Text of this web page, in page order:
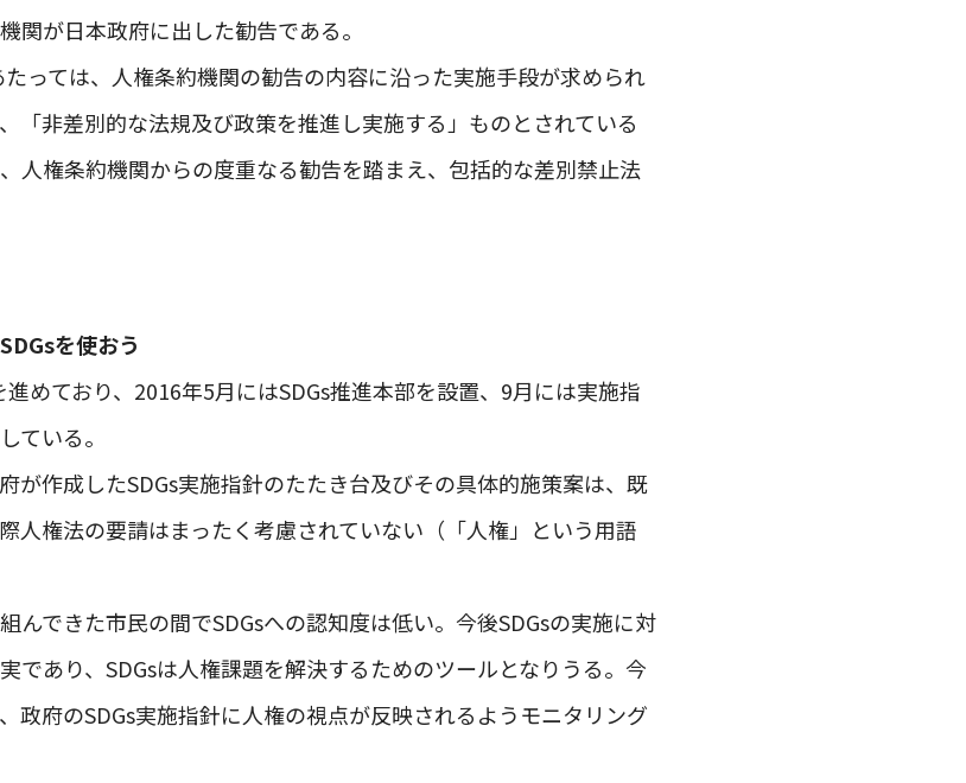
関が日本政府に出した勧告である。
たっては、人権条約機関の勧告の内容に沿った実施手段が求められ
「非差別的な法規及び政策を推進し実施する」ものとされている
人権条約機関からの度重なる勧告を踏まえ、包括的な差別禁止法
を使おう
めており、2016年5月にはSDGs推進本部を設置、9月には実施指
ている。
が作成したSDGs実施指針のたたき台及びその具体的施策案は、既
人権法の要請はまったく考慮されていない（「人権」という用語
んできた市民の間でSDGsへの認知度は低い。今後SDGsの実施に対
であり、SDGsは人権課題を解決するためのツールとなりうる。今
政府のSDGs実施指針に人権の視点が反映されるようモニタリング